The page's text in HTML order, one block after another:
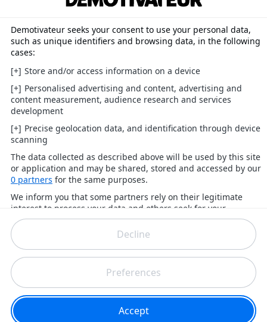
impressionnante que j'ai vue depuis
Natasha Lyonne est incroyable ».
Un autre fan du show télévisé estime que «Russian
Doll» mérite « plus de reconnaissance
».
Vous l’aurez compris ! La série ne laisse personne
indifférent.
Réagir à cet article( 0)
Suivez-nous sur Google
À lire aussi